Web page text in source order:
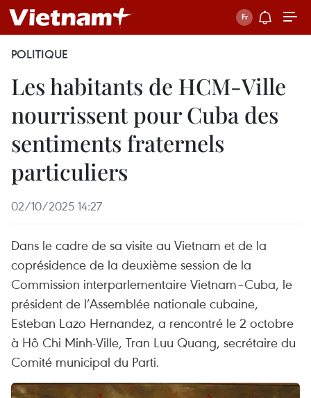
POLITIQUE
Les habitants de HCM-Ville
nourrissent pour Cuba des
sentiments fraternels
particuliers
02/10/2025 14:27
Dans le cadre de sa visite au Vietnam et de la
coprésidence de la deuxième session de la
Commission interparlementaire Vietnam–Cuba, le
président de l’Assemblée nationale cubaine,
Esteban Lazo Hernandez, a rencontré le 2 octobre
à Hô Chi Minh-Ville, Tran Luu Quang, secrétaire du
Comité municipal du Parti.